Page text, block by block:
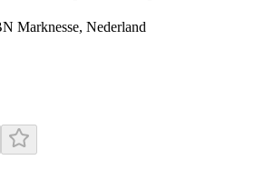
Marknesse, Nederland